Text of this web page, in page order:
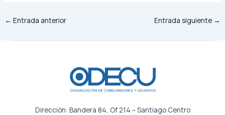
← Entrada anterior Entrada siguiente →
Dirección: Bandera 84, Of 214 – Santiago Centro